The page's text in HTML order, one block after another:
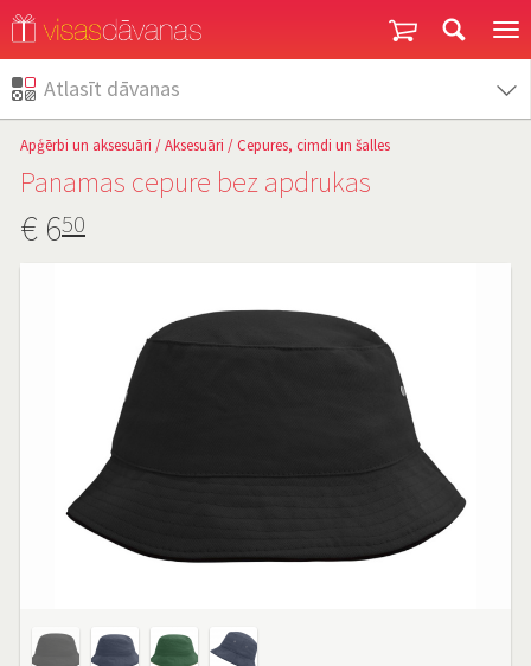
Atlasīt dāvanas
Apģērbi un aksesuāri /Aksesuāri /Cepures, cimdi un šalles
Panamas cepure bez apdrukas
€ 650